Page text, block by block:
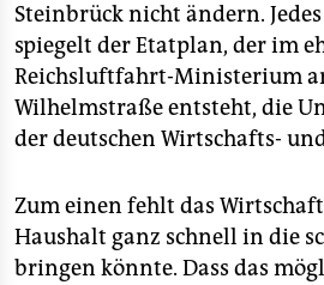
Steinbrück nicht ändern.
spiegelt der Etatplan, der im
Reichsluftfahrt-Ministerium
Wilhelmstraße entsteht, die
der deutschen Wirtschafts-
Zum einen fehlt das
Haushalt ganz schnell in die
bringen könnte. Dass das